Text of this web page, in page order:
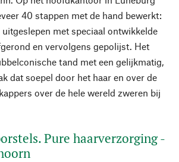
40 stappen met de hand bewerkt:
met speciaal ontwikkelde
en vervolgens gepolijst. Het
tand met een gelijkmatig,
dat soepel door het haar en over de
over de hele wereld zweren bij
Pure haarverzorging -